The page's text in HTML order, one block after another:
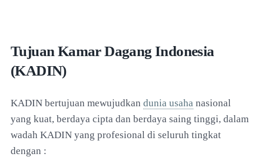
Tujuan Kamar Dagang Indonesia
(KADIN)
KADIN bertujuan mewujudkan dunia usaha nasional
yang kuat, berdaya cipta dan berdaya saing tinggi, dalam
wadah KADIN yang profesional di seluruh tingkat
dengan :